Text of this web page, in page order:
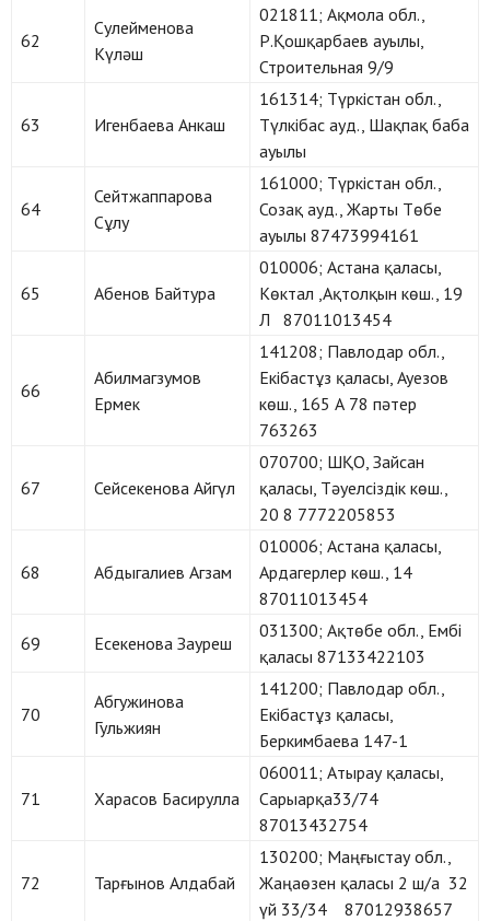
62
Сулейменова
Күләш
021811; Ақмола обл.,
Р.Қошқарбаев ауылы,
Строительная 9/9
63 Игенбаева Анкаш
161314; Түркістан обл.,
Түлкібас ауд., Шақпақ баба
ауылы
64
Сейтжаппарова
Сұлу
161000; Түркістан обл.,
Созақ ауд., Жарты Төбе
ауылы 87473994161
65 Абенов Байтура
010006; Астана қаласы,
Көктал ,Ақтолқын көш., 19
Л 87011013454
66
Абилмагзумов
Ермек
141208; Павлодар обл.,
Екібастұз қаласы, Ауезов
көш., 165 А 78 пәтер
763263
67 Сейсекенова Айгүл
070700; ШҚО, Зайсан
қаласы, Тәуелсіздік көш.,
20 8 7772205853
68 Абдыгалиев Агзам
010006; Астана қаласы,
Ардагерлер көш., 14
87011013454
69 Есекенова Зауреш
031300; Ақтөбе обл., Ембі
қаласы 87133422103
70
Абгужинова
Гульжиян
141200; Павлодар обл.,
Екібастұз қаласы,
Беркимбаева 147-1
71 Харасов Басирулла
060011; Атырау қаласы,
Сарыарқа33/74
87013432754
72 Тарғынов Алдабай
130200; Маңғыстау обл.,
Жаңаөзен қаласы 2 ш/а 32
үй 33/34 87012938657